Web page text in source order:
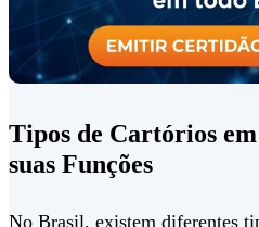
Tipos de Cartórios
suas Funções
No Brasil, existem diferentes